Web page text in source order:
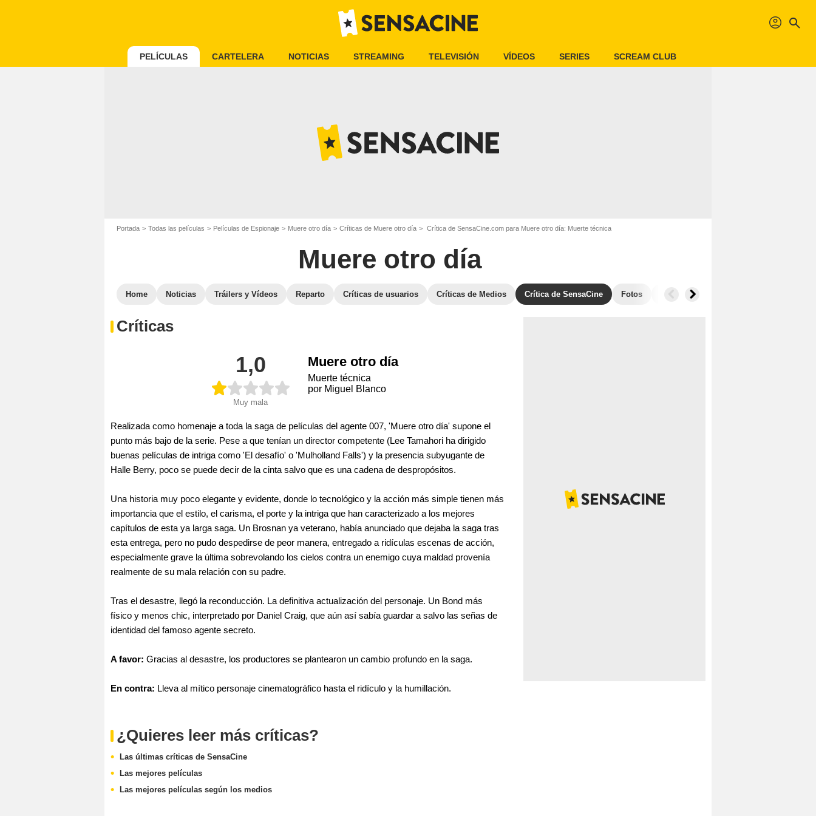
profil search
PELÍCULAS CARTELERA NOTICIAS STREAMING TELEVISIÓN VÍDEOS SERIES SCREAM CLUB
Portada Todas las películas Películas de Espionaje Muere otro día Críticas de Muere otro día Crítica de SensaCine.com para Muere otro día: Muerte técnica
Muere otro día
Home Noticias Tráilers y Vídeos Reparto Críticas de usuarios Críticas de Medios Crítica de SensaCine Fotos Banda sonora
Críticas
1,0
Muy mala
Muere otro día
Muerte técnica
por Miguel Blanco
Realizada como homenaje a toda la saga de películas del agente 007, 'Muere otro día' supone el
punto más bajo de la serie. Pese a que tenían un director competente (Lee Tamahori ha dirigido
buenas películas de intriga como 'El desafío' o 'Mulholland Falls') y la presencia subyugante de
Halle Berry, poco se puede decir de la cinta salvo que es una cadena de despropósitos.
Una historia muy poco elegante y evidente, donde lo tecnológico y la acción más simple tienen más
importancia que el estilo, el carisma, el porte y la intriga que han caracterizado a los mejores
capítulos de esta ya larga saga. Un Brosnan ya veterano, había anunciado que dejaba la saga tras
esta entrega, pero no pudo despedirse de peor manera, entregado a ridículas escenas de acción,
especialmente grave la última sobrevolando los cielos contra un enemigo cuya maldad provenía
realmente de su mala relación con su padre.
Tras el desastre, llegó la reconducción. La definitiva actualización del personaje. Un Bond más
físico y menos chic, interpretado por Daniel Craig, que aún así sabía guardar a salvo las señas de
identidad del famoso agente secreto.
A favor: Gracias al desastre, los productores se plantearon un cambio profundo en la saga.
En contra: Lleva al mítico personaje cinematográfico hasta el ridículo y la humillación.
¿Quieres leer más críticas?
Las últimas críticas de SensaCine
Las mejores películas
Las mejores películas según los medios